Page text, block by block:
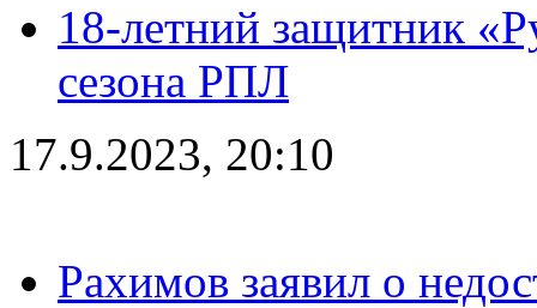
18-летний защитник
сезона РПЛ
17.9.2023, 20:10
Рахимов заявил о